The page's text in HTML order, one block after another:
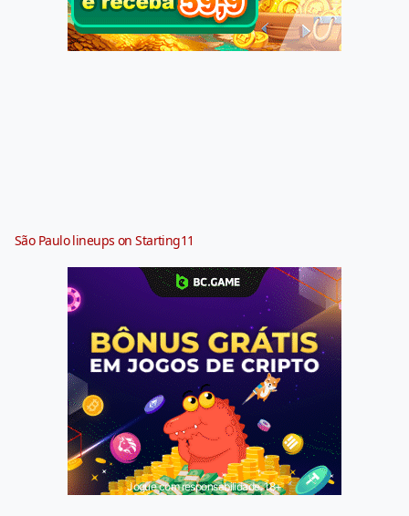
São Paulo lineups on Starting11
Jogue com responsabilidade. 18+